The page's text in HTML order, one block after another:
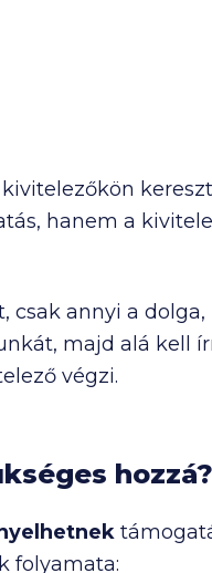
hanem a
annyi a
majd alá kell
végzi.
hozzá?
folyamata: